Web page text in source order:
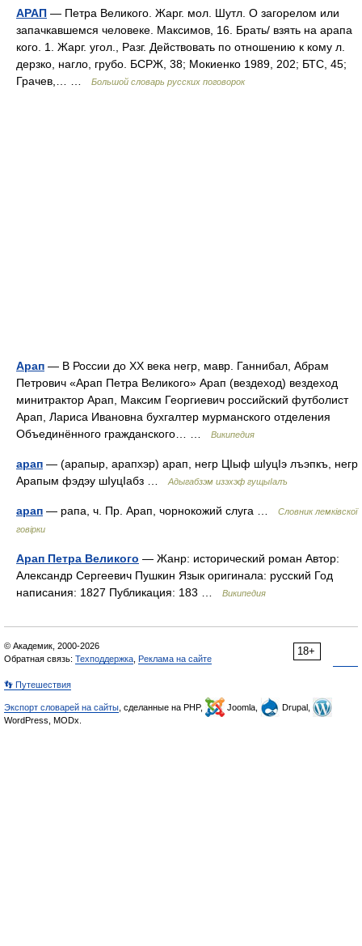
АРАП — Петра Великого. Жарг. мол. Шутл. О загорелом или
запачкавшемся человеке. Максимов, 16. Брать/ взять на арапа
кого. 1. Жарг. угол., Разг. Действовать по отношению к кому л.
дерзко, нагло, грубо. БСРЖ, 38; Мокиенко 1989, 202; БТС, 45;
Грачев,… …
Большой словарь русских поговорок
Арап — В России до XX века негр, мавр. Ганнибал, Абрам
Петрович «Арап Петра Великого» Арап (вездеход) вездеход
минитрактор Арап, Максим Георгиевич российский футболист
Арап, Лариса Ивановна бухгалтер мурманского отделения
Объединённого гражданского… …
Википедия
арап — (арапыр, арапхэр) арап, негр ЦIыф шIуцIэ лъэпкъ, негр
Арапым фэдэу шIуцIабз …
Адыгабзэм изэхэф гущыIалъ
арап — рапа, ч. Пр. Арап, чорнокожий слуга …
Словник лемківскої
говірки
Арап Петра Великого — Жанр: исторический роман Автор:
Александр Сергеевич Пушкин Язык оригинала: русский Год
написания: 1827 Публикация: 183 …
Википедия
18+
© Академик, 2000-2026
Обратная связь: Техподдержка Реклама на сайте
👣 Путешествия
Экспорт словарей на сайты , сделанные на PHP, Joomla,
Drupal,
WordPress, MODx.